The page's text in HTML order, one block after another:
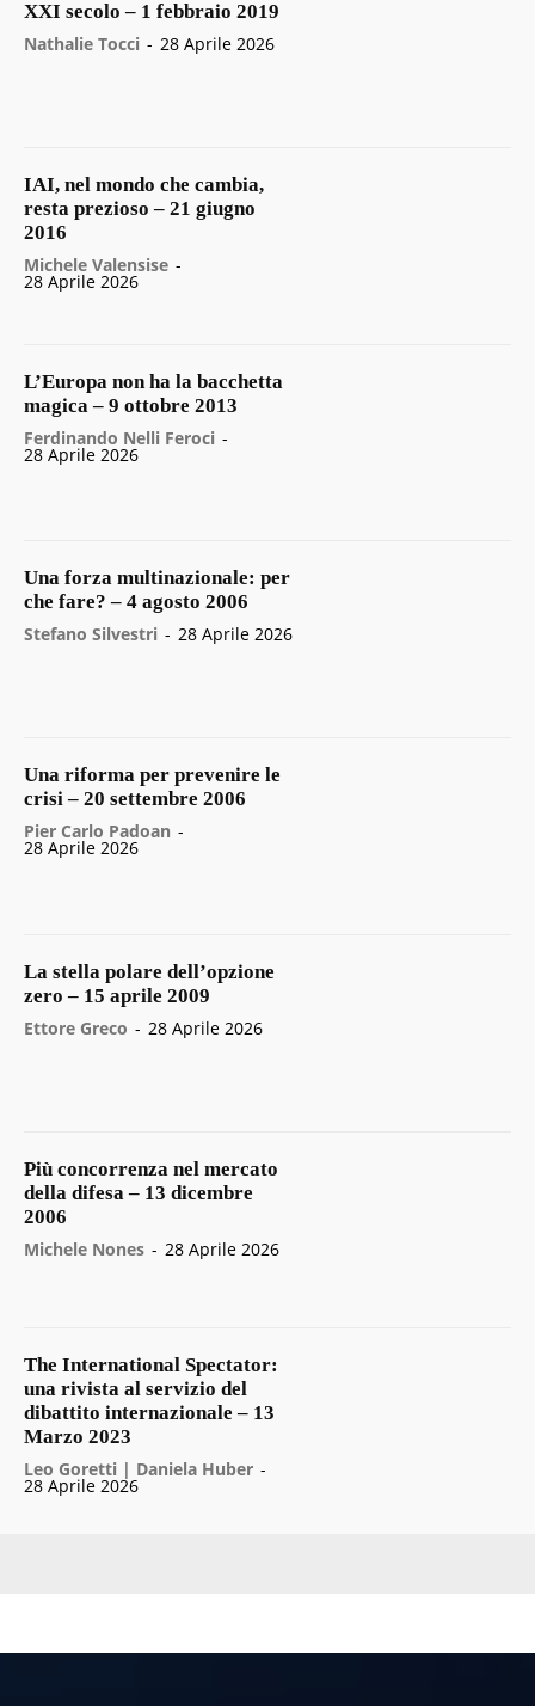
XXI secolo – 1 febbraio 2019
Nathalie Tocci - 28 Aprile 2026
IAI, nel mondo che cambia,
resta prezioso – 21 giugno
2016
Michele Valensise -
28 Aprile 2026
L’Europa non ha la bacchetta
magica – 9 ottobre 2013
Ferdinando Nelli Feroci -
28 Aprile 2026
Una forza multinazionale: per
che fare? – 4 agosto 2006
Stefano Silvestri - 28 Aprile 2026
Una riforma per prevenire le
crisi – 20 settembre 2006
Pier Carlo Padoan -
28 Aprile 2026
La stella polare dell’opzione
zero – 15 aprile 2009
Ettore Greco - 28 Aprile 2026
Più concorrenza nel mercato
della difesa – 13 dicembre
2006
Michele Nones - 28 Aprile 2026
The International Spectator:
una rivista al servizio del
dibattito internazionale – 13
Marzo 2023
Leo Goretti | Daniela Huber -
28 Aprile 2026